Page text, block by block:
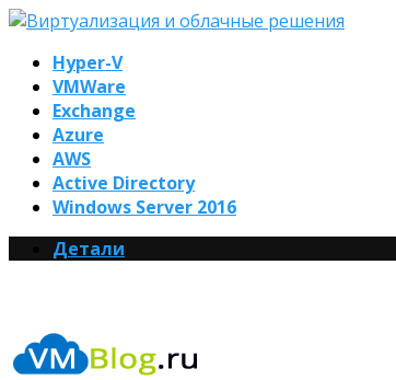
Hyper-V
VMWare
Exchange
Azure
AWS
Active Directory
Windows Server 2016
Детали